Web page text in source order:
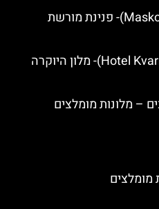
מסקוביצה האן (Maskovica Han)- פנינת מורשת
מלון קוורנר באופטייה (Hotel Kvarner)- מלון היוקרה